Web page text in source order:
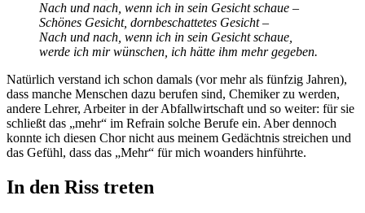
Nach und nach, wenn ich in sein Gesicht schaue –
Schönes Gesicht, dornbeschattetes Gesicht –
Nach und nach, wenn ich in sein Gesicht schaue,
werde ich mir wünschen, ich hätte ihm mehr gegeben.
Natürlich verstand ich schon damals (vor mehr als fünfzig Jahren),
dass manche Menschen dazu berufen sind, Chemiker zu werden,
andere Lehrer, Arbeiter in der Abfallwirtschaft und so weiter: für sie
schließt das „mehr“ im Refrain solche Berufe ein. Aber dennoch
konnte ich diesen Chor nicht aus meinem Gedächtnis streichen und
das Gefühl, dass das „Mehr“ für mich woanders hinführte.
In den Riss treten